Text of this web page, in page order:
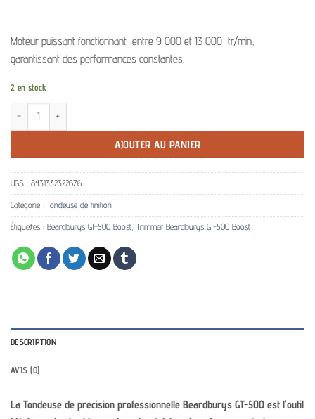
Moteur puissant fonctionnant entre 9 000 et 13 000 tr/min,
garantissant des performances constantes.
2 en stock
quantité de Tondeuse de précision professionnelle Beardburys GT-500 Boost
AJOUTER AU PANIER
UGS : 8431332322676
Catégorie : Tondeuse de finition
Étiquettes : Beardburys GT-500 Boost, Trimmer Beardburys GT-500 Boost
DESCRIPTION
AVIS (0)
La Tondeuse de précision professionnelle Beardburys GT-500 est l’outil